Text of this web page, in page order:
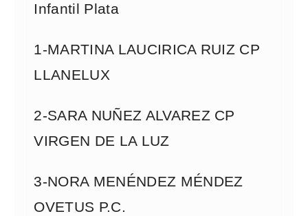
Infantil Plata
1-MARTINA LAUCIRICA RUIZ CP
LLANELUX
2-SARA NUÑEZ ALVAREZ CP
VIRGEN DE LA LUZ
3-NORA MENÉNDEZ MÉNDEZ
OVETUS P.C.